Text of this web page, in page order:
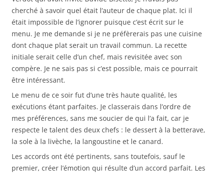
cherché à savoir quel était l’auteur de chaque plat. Ici il
était impossible de l’ignorer puisque c’est écrit sur le
menu. Je me demande si je ne préfèrerais pas une cuisine
dont chaque plat serait un travail commun. La recette
initiale serait celle d’un chef, mais revisitée avec son
compère. Je ne sais pas si c’est possible, mais ce pourrait
être intéressant.
Le menu de ce soir fut d’une très haute qualité, les
exécutions étant parfaites. Je classerais dans l’ordre de
mes préférences, sans me soucier de qui l’a fait, car je
respecte le talent des deux chefs : le dessert à la betterave,
la sole à la livèche, la langoustine et le canard.
Les accords ont été pertinents, sans toutefois, sauf le
premier, créer l’émotion qui résulte d’un accord parfait. Les